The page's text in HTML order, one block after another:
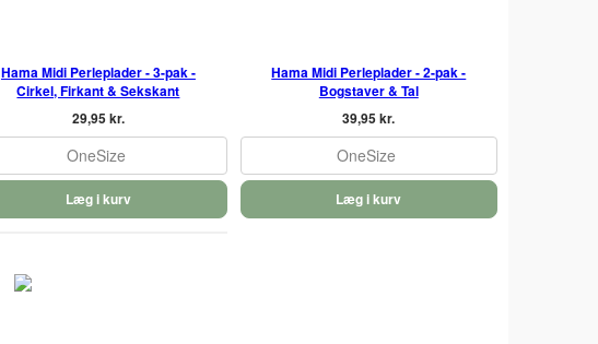
Hama Midi Perleplader - 3-pak -
Cirkel, Firkant & Sekskant
29,95 kr.
OneSize
Læg i kurv
Hama Midi Perleplader - 2-pak -
Bogstaver & Tal
39,95 kr.
OneSize
Læg i kurv